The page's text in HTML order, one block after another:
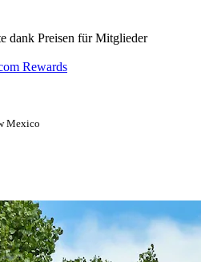
dank Preisen für Mitglieder
Rewards
Mexico